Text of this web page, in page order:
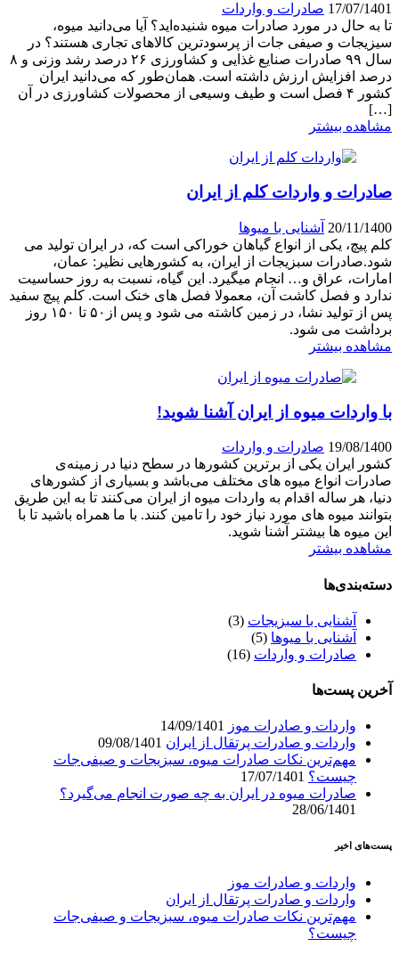
17/07/1401 صادرات و واردات
تا به حال در مورد صادرات میوه شنیده‌اید؟ آیا می‌دانید میوه،
سیزیجات و صیفی جات از پرسودترین کالاهای تجاری هستند؟ در
سال ۹۹ صادرات صنایع غذایی و کشاورزی ۲۶ درصد رشد وزنی و ۸
درصد افزایش ارزش داشته است. همان‌طور که می‌دانید ایران
کشور ۴ فصل است و طیف وسیعی از محصولات کشاورزی در آن
[…]
مشاهده بیشتر
صادرات و واردات کلم از ایران
20/11/1400 آشنایی با میو‌ها
کلم پیچ، یکی از انواع گیاهان خوراکی است که، در ایران تولید می
شود.صادرات سبزیجات از ایران، به کشورهایی نظیر: عمان،
امارات، عراق و‌… انجام میگیرد. این گیاه، نسبت به روز حساسیت
ندارد و فصل کاشت آن، معمولا فصل های خنک است. کلم پیچ سفید
پس از تولید نشا، در زمین کاشته می شود و پس از۵۰ تا ۱۵۰ روز
برداشت می شود.
مشاهده بیشتر
با واردات میوه از ایران آشنا شوید!
19/08/1400 صادرات و واردات
کشور ایران یکی از برترین کشورها در سطح دنیا در زمینه‌ی
صادرات انواع میوه های مختلف می‌باشد و بسیاری از کشورهای
دنیا، هر ساله اقدام به واردات میوه از ایران می‌کنند تا به این طریق
بتوانند میوه های مورد نیاز خود را تامین کنند. با ما همراه باشید تا با
این میوه ها بیشتر آشنا شوید.
مشاهده بیشتر
دسته‌بندی‌ها
آشنایی با سبزیجات (3)
آشنایی با میو‌ها (5)
صادرات و واردات (16)
آخرین پست‌ها
واردات و صادرات موز
14/09/1401
واردات و صادرات پرتقال از ایران 09/08/1401
مهم‌ترین نکات صادرات میوه، سبزیجات و صیفی‌جات
چیست؟ 17/07/1401
صادرات میوه در ایران به چه صورت انجام می‌گیرد؟
28/06/1401
پست‌های اخیر
واردات و صادرات موز
واردات و صادرات پرتقال از ایران
مهم‌ترین نکات صادرات میوه، سبزیجات و صیفی‌جات
چیست؟